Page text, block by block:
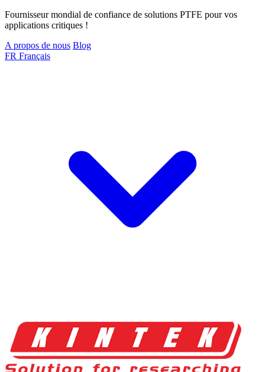
Fournisseur mondial de confiance de solutions PTFE pour vos
applications critiques !
A propos de nous Blog
FR Français